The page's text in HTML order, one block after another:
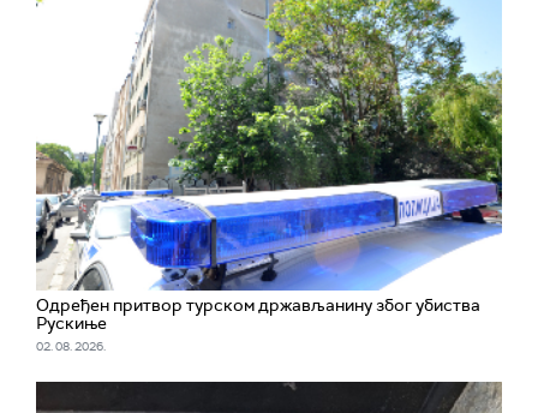
Одређен притвор турском држављанину због убиства
Рускиње
02. 08. 2026.